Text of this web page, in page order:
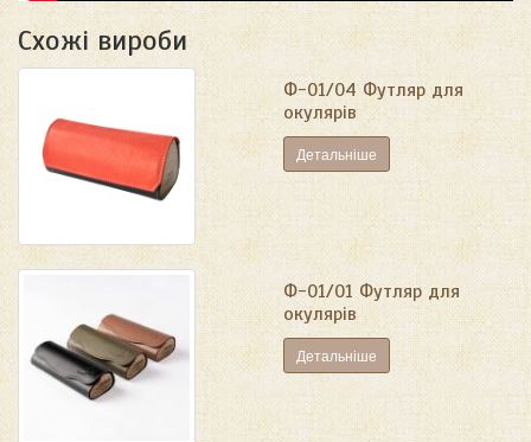
Схожі вироби
Ф-01/04 Футляр для
окулярів
Детальніше
Ф-01/01 Футляр для
окулярів
Детальніше